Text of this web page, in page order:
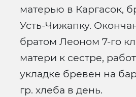
матерью в Каргасок,
Усть-Чижапку.
братом Леоном 7-го
матери к сестре,
укладке бревен на
гр. хлеба в день.